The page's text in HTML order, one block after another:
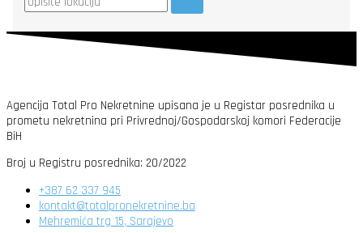
Agencija Total Pro Nekretnine upisana je u Registar posrednika u
prometu nekretnina pri Privrednoj/Gospodarskoj komori Federacije
BiH
Broj u Registru posrednika: 20/2022
+387 62 337 945
kontakt@totalpronekretnine.ba
Mehremića trg 15, Sarajevo